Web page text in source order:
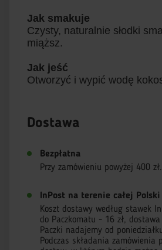
Jak smakuje
Czysty, naturalnie słodki
miąższ.
Jak jeść
Otworzyć i wypić wodę
Dostawa
Bezpłatna
Przy zamówieniu powyżej 400 zł.
InPost na terenie całej Polski
Koszt dostawy według stawek
do Paczkomatu - 16 zł,
Paczki nadajemy od
Podczas składania zamówienia